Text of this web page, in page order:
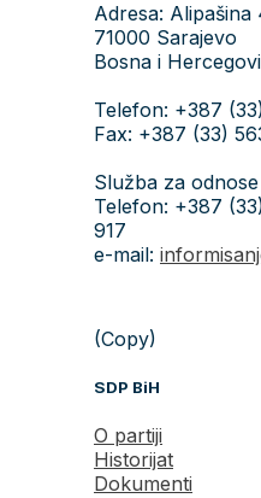
Adresa: Alipašina
71000 Sarajevo
Bosna i
Telefon: +387
Fax: +387 (33)
Služba za
Telefon: +387
917
e-mail:
(Copy)
SDP BiH
O partiji
Historijat
Dokumenti